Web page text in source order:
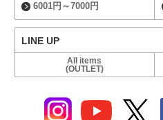
6001円～7000円
LINE UP
All items
(OUTLET)